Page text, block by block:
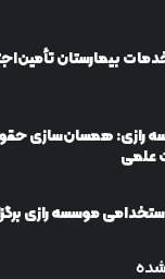
بیمارستان
همسان‌سازی
علمی
موسسه رازی